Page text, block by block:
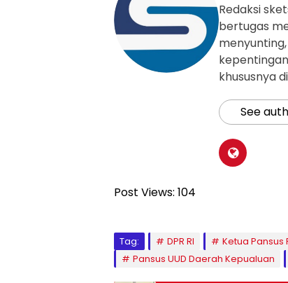
Redaksi
bertugas
khususnya
See
Post Views: 104
Tag: DPR RI
Ketua Pansus
Pansus UUD Daerah Kepualuan